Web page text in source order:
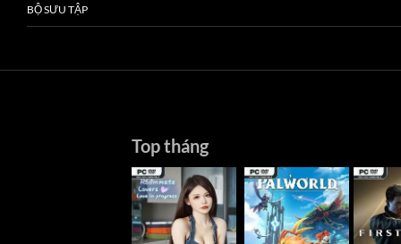
BỘ SƯU TẬP
Top tháng